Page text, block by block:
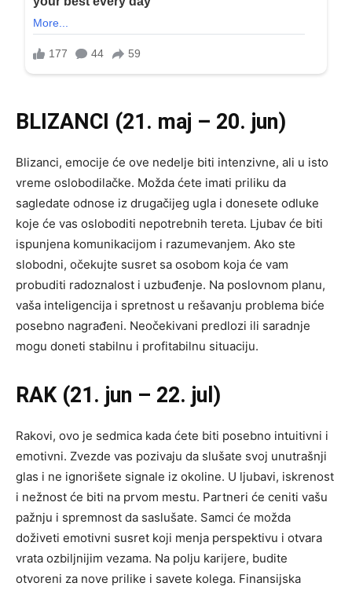
BLIZANCI (21. maj – 20. jun)
Blizanci, emocije će ove nedelje biti intenzivne, ali u isto
vreme oslobodilačke. Možda ćete imati priliku da
sagledate odnose iz drugačijeg ugla i donesete odluke
koje će vas osloboditi nepotrebnih tereta. Ljubav će biti
ispunjena komunikacijom i razumevanjem. Ako ste
slobodni, očekujte susret sa osobom koja će vam
probuditi radoznalost i uzbuđenje. Na poslovnom planu,
vaša inteligencija i spretnost u rešavanju problema biće
posebno nagrađeni. Neočekivani predlozi ili saradnje
mogu doneti stabilnu i profitabilnu situaciju.
RAK (21. jun – 22. jul)
Rakovi, ovo je sedmica kada ćete biti posebno intuitivni i
emotivni. Zvezde vas pozivaju da slušate svoj unutrašnji
glas i ne ignorišete signale iz okoline. U ljubavi, iskrenost
i nežnost će biti na prvom mestu. Partneri će ceniti vašu
pažnju i spremnost da saslušate. Samci će možda
doživeti emotivni susret koji menja perspektivu i otvara
vrata ozbiljnijim vezama. Na polju karijere, budite
otvoreni za nove prilike i savete kolega. Finansijska